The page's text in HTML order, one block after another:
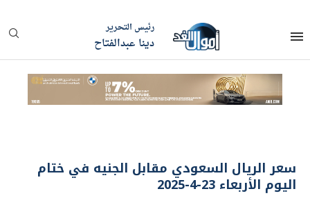
رئيس التحرير
دينا عبدالفتاح
سعر الريال السعودي مقابل الجنيه في ختام
اليوم الأربعاء 23-4-2025